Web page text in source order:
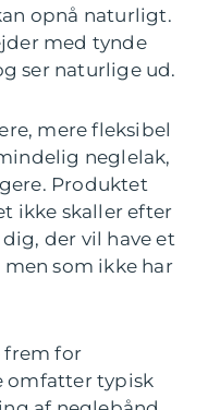
opnå naturligt.
med tynde
ser naturlige ud.
mere fleksibel
neglelak,
Produktet
ikke skaller efter
der vil have et
som ikke har
frem for
omfatter typisk